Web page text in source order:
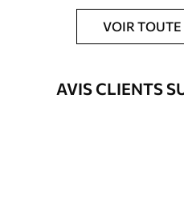
du
Matériaux disponibles
VOIR TOUTE
AVIS CLIENTS